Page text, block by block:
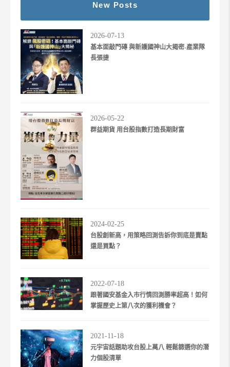
New Posts
2026-07-13
基本面敲門磚 與新護國神山大揭密-產業隊
長張捷
2026-05-22
群益期貨 用台股指數打造長期財富
2024-02-25
台股創新高，用策略回測告訴你到底是賣點
還是買點？
2022-07-18
跟著國安基金入市行情回測勝率超高！如何
掌握歷史上第八次的獲利機會？
2021-11-18
元宇宙話題助攻台股上萬八 輕鬆篩選你的潛
力個股清單